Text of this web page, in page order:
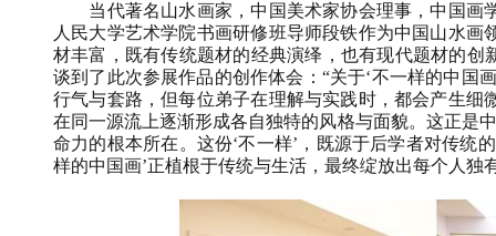
当代著名山水画家，中国美术家协会理事，中国
人民大学艺术学院书画研修班导师段铁作为中国山水
材丰富，既有传统题材的经典演绎，也有现代题材的
谈到了此次参展作品的创作体会：“关于‘不一样的中国
行气与套路，但每位弟子在理解与实践时，都会产生
在同一源流上逐渐形成各自独特的风格与面貌。这正是
命力的根本所在。这份‘不一样’，既源于后学者对传统
样的中国画’正植根于传统与生活，最终绽放出每个人独